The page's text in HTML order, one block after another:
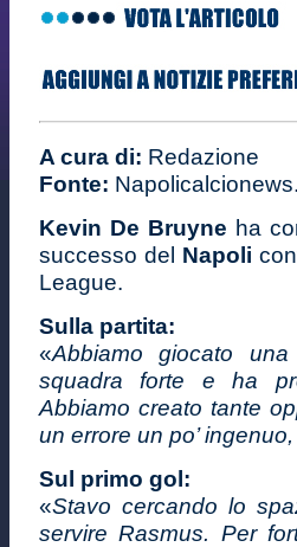
A cura di: Redazione
Fonte:
Kevin De Bruyne ha
successo del Napoli
League.
Sulla partita:
«Abbiamo giocato
squadra forte e ha
Abbiamo creato tante
un errore un po’
Sul primo gol:
«Stavo cercando lo
servire Rasmus. Per